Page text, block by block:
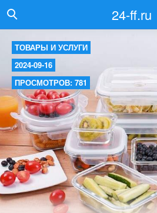
24-ff.ru
ТОВАРЫ И УСЛУГИ
2024-09-16
ПРОСМОТРОВ: 781